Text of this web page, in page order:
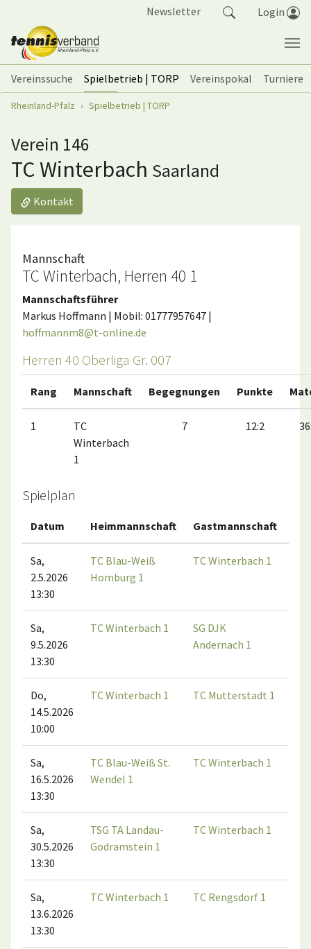
Newsletter Login
Vereinssuche Spielbetrieb | TORP Vereinspokal
Turniere
Sie sind hier:
Rheinland-Pfalz Spielbetrieb | TORP
Verein 146
TC Winterbach Saarland
Kontakt
Mannschaft
TC Winterbach, Herren 40 1
Mannschaftsführer
Markus Hoffmann | Mobil: 01777957647 |
hoffmannm8@t-online.de
Herren 40 Oberliga Gr. 007
Rang Mannschaft Begegnungen Punkte
1
TC
Winterbach
1
7 12:2
Spielplan
Datum Heimmannschaft Gastmannschaft
Sa,
2.5.2026
13:30
TC Blau-Weiß
Homburg 1
TC Winterbach 1
Sa,
9.5.2026
13:30
TC Winterbach 1
SG DJK
Andernach 1
Do,
14.5.2026
10:00
TC Winterbach 1 TC Mutterstadt 1
Sa,
16.5.2026
13:30
TC Blau-Weiß St.
Wendel 1
TC Winterbach 1
Sa,
30.5.2026
13:30
TSG TA Landau-
Godramstein 1
TC Winterbach 1
Sa,
13.6.2026
13:30
TC Winterbach 1 TC Rengsdorf 1